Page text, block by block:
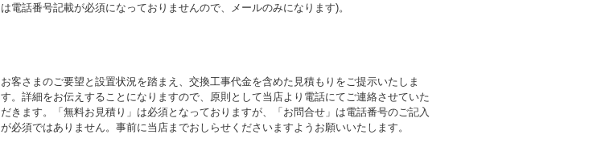
は電話番号記載が必須になっておりませんので、メールのみになります)。
お客さまのご要望と設置状況を踏まえ、交換工事代金を含めた見積もりをご提示いたしま
す。詳細をお伝えすることになりますので、原則として当店より電話にてご連絡させていた
だきます。「無料お見積り」は必須となっておりますが、「お問合せ」は電話番号のご記入
が必須ではありません。事前に当店までおしらせくださいますようお願いいたします。